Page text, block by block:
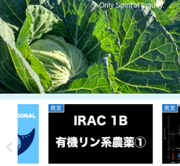
Only Spirit of Inquiry.